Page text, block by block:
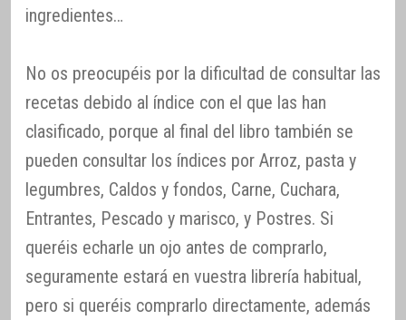
ingredientes…
No os preocupéis por la dificultad de consultar las
recetas debido al índice con el que las han
clasificado, porque al final del libro también se
pueden consultar los índices por Arroz, pasta y
legumbres, Caldos y fondos, Carne, Cuchara,
Entrantes, Pescado y marisco, y Postres. Si
queréis echarle un ojo antes de comprarlo,
seguramente estará en vuestra librería habitual,
pero si queréis comprarlo directamente, además